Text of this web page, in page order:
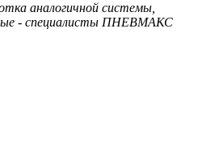
аналогичной системы,
- специалисты ПНЕВМАКС